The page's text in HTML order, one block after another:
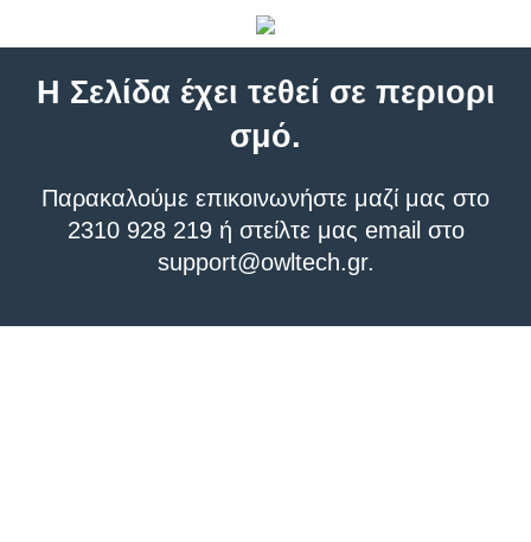
Η Σελίδα έχει τεθεί σε περιορι
σμό.
Παρακαλούμε επικοινωνήστε μαζί μας στο
2310 928 219 ή στείλτε μας email στο
support@owltech.gr.